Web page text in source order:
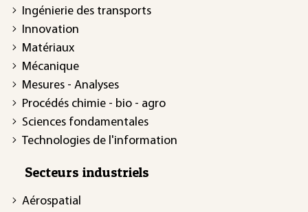
Ingénierie des transports
Innovation
Matériaux
Mécanique
Mesures - Analyses
Procédés chimie - bio - agro
Sciences fondamentales
Technologies de l'information
Secteurs industriels
Aérospatial